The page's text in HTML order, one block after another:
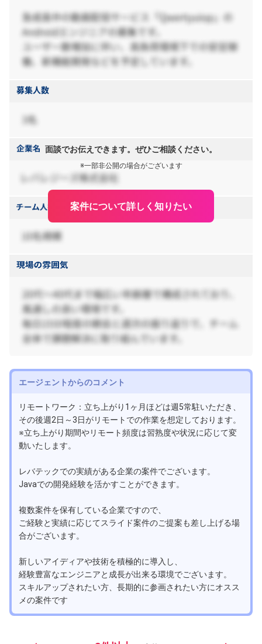
面談でお伝えできます。ぜひご相談ください。
※一部非公開の場合がございます
案件について詳しく知りたい
エージェントからのコメント
リモートワーク：立ち上がり1ヶ月ほどは週5常駐いただき、
その後週2日～3日がリモートでの作業を想定しております。
※立ち上がり期間やリモート頻度は習熟度や状況に応じて変
動いたします。
レバテックでの実績がある企業の案件でございます。
Javaでの開発経験を活かすことができます。
複数案件を保有している企業ですので、
ご経験と実績に応じてスライド案件のご提案も差し上げる場
合がございます。
新しいアイディアや技術を積極的に導入し、
経験豊富なエンジニアと成長が出来る環境でございます。
スキルアップされたい方、長期的に参画されたい方にオスス
メの案件です